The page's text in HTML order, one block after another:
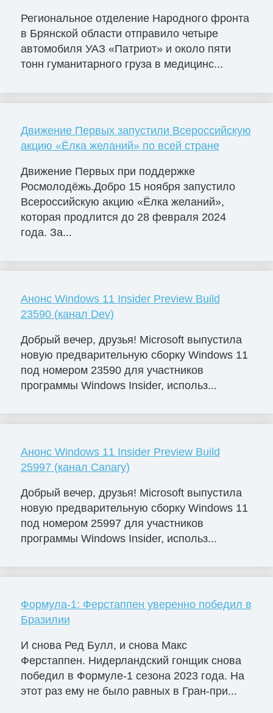
Региональное отделение Народного фронта
в Брянской области отправило четыре
автомобиля УАЗ «Патриот» и около пяти
тонн гуманитарного груза в медицинс...
Движение Первых запустили Всероссийскую
акцию «Ёлка желаний» по всей стране
Движение Первых при поддержке
Росмолодёжь.Добро 15 ноября запустило
Всероссийскую акцию «Ёлка желаний»,
которая продлится до 28 февраля 2024
года. За...
Анонс Windows 11 Insider Preview Build
23590 (канал Dev)
Добрый вечер, друзья! Microsoft выпустила
новую предварительную сборку Windows 11
под номером 23590 для участников
программы Windows Insider, использ...
Анонс Windows 11 Insider Preview Build
25997 (канал Canary)
Добрый вечер, друзья! Microsoft выпустила
новую предварительную сборку Windows 11
под номером 25997 для участников
программы Windows Insider, использ...
Формула-1: Ферстаппен уверенно победил в
Бразилии
И снова Ред Булл, и снова Макс
Ферстаппен. Нидерландский гонщик снова
победил в Формуле-1 сезона 2023 года. На
этот раз ему не было равных в Гран-при...